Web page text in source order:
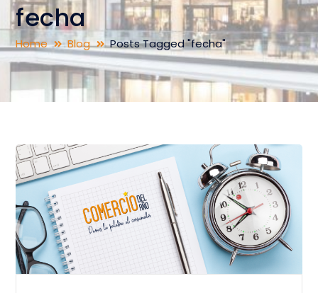
fecha
Home Blog Posts Tagged "fecha"